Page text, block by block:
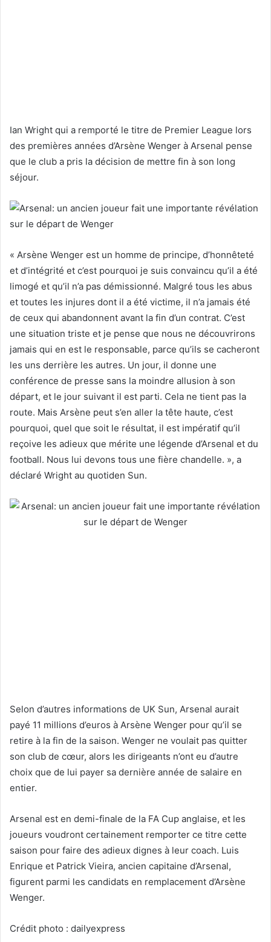
Ian Wright qui a remporté le titre de Premier League lors
des premières années d’Arsène Wenger à Arsenal pense
que le club a pris la décision de mettre fin à son long
séjour.
« Arsène Wenger est un homme de principe, d’honnêteté
et d’intégrité et c’est pourquoi je suis convaincu qu’il a été
limogé et qu’il n’a pas démissionné. Malgré tous les abus
et toutes les injures dont il a été victime, il n’a jamais été
de ceux qui abandonnent avant la fin d’un contrat. C’est
une situation triste et je pense que nous ne découvrirons
jamais qui en est le responsable, parce qu’ils se cacheront
les uns derrière les autres. Un jour, il donne une
conférence de presse sans la moindre allusion à son
départ, et le jour suivant il est parti. Cela ne tient pas la
route. Mais Arsène peut s’en aller la tête haute, c’est
pourquoi, quel que soit le résultat, il est impératif qu’il
reçoive les adieux que mérite une légende d’Arsenal et du
football. Nous lui devons tous une fière chandelle. », a
déclaré Wright au quotiden Sun.
Selon d’autres informations de UK Sun, Arsenal aurait
payé 11 millions d’euros à Arsène Wenger pour qu’il se
retire à la fin de la saison. Wenger ne voulait pas quitter
son club de cœur, alors les dirigeants n’ont eu d’autre
choix que de lui payer sa dernière année de salaire en
entier.
Arsenal est en demi-finale de la FA Cup anglaise, et les
joueurs voudront certainement remporter ce titre cette
saison pour faire des adieux dignes à leur coach. Luis
Enrique et Patrick Vieira, ancien capitaine d’Arsenal,
figurent parmi les candidats en remplacement d’Arsène
Wenger.
Crédit photo : dailyexpress